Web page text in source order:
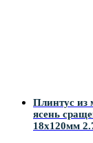
Плинтус из
ясень
18х120мм